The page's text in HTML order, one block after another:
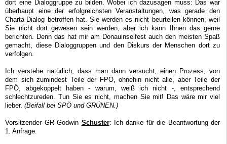
dort eine Dialoggruppe zu bilden. Wobei ich dazusagen muss: Das war
überhaupt eine der erfolgreichsten Veranstaltungen, was gerade den
Charta-Dialog betroffen hat. Sie werden es nicht beurteilen können, weil
Sie nicht dort gewesen sein werden, aber ich kann Ihnen das gerne
berichten. Denn das hat mir am Donauinselfest auch den meisten Spaß
gemacht, diese Dialoggruppen und den Diskurs der Menschen dort zu
verfolgen.
Ich verstehe natürlich, dass man dann versucht, einen Prozess, von
dem sich zumindest Teile der FPÖ, ohnehin nicht alle, aber Teile der
FPÖ, abgekoppelt haben - warum, weiß ich nicht -, entsprechend
schlechtzureden. Tun Sie es nicht, machen Sie mit! Das wäre mir viel
lieber.(Beifall bei SPÖ und GRÜNEN.)
Vorsitzender GR Godwin Schuster: Ich danke für die Beantwortung der
1. Anfrage.